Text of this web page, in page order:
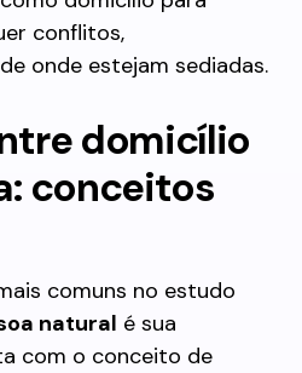
conflitos,
onde estejam sediadas.
domicílio
conceitos
comuns no estudo
natural é sua
com o conceito de